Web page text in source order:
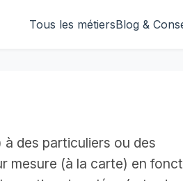
Tous les métiersBlog &
des particuliers ou des
mesure (à la carte) en